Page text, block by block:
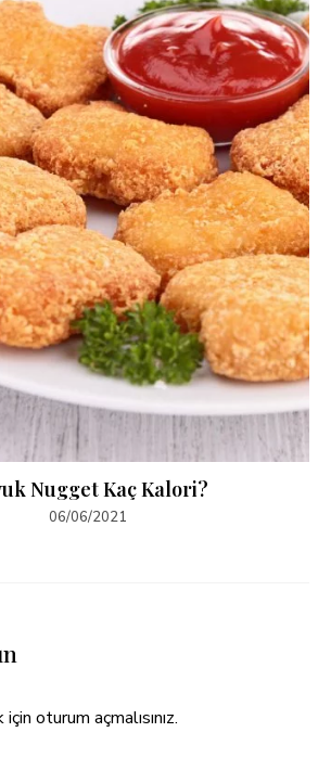
Nugget Kaç Kalori?
06/06/2021
için oturum açmalısınız.